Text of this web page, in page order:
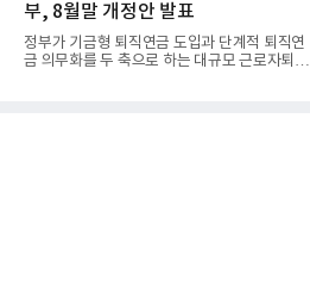
부, 8월말 개정안 발표
정부가 기금형 퇴직연금 도입과 단계적 퇴직연
금 의무화를 두 축으로 하는 대규모 근로자퇴직